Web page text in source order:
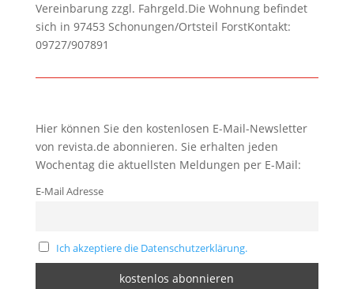
Vereinbarung zzgl. Fahrgeld.Die Wohnung befindet
sich in 97453 Schonungen/Ortsteil ForstKontakt:
09727/907891
Hier können Sie den kostenlosen E-Mail-Newsletter
von revista.de abonnieren. Sie erhalten jeden
Wochentag die aktuellsten Meldungen per E-Mail:
E-Mail Adresse
Ich akzeptiere die Datenschutzerklärung.